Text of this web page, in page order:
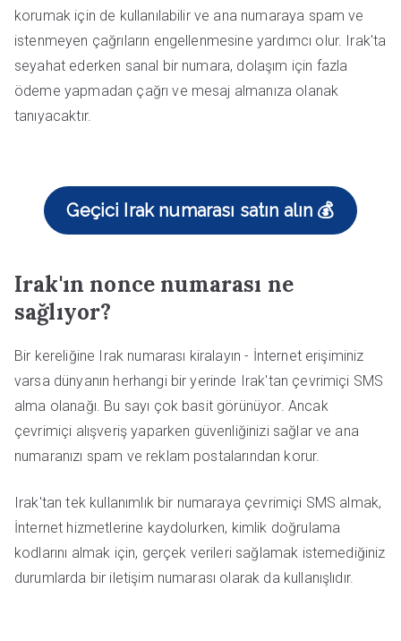
korumak için de kullanılabilir ve ana numaraya spam ve
istenmeyen çağrıların engellenmesine yardımcı olur. Irak'ta
seyahat ederken sanal bir numara, dolaşım için fazla
ödeme yapmadan çağrı ve mesaj almanıza olanak
tanıyacaktır.
Geçici Irak numarası satın alın 💰
Irak'ın nonce numarası ne
sağlıyor?
Bir kereliğine Irak numarası kiralayın - İnternet erişiminiz
varsa dünyanın herhangi bir yerinde Irak'tan çevrimiçi SMS
alma olanağı. Bu sayı çok basit görünüyor. Ancak
çevrimiçi alışveriş yaparken güvenliğinizi sağlar ve ana
numaranızı spam ve reklam postalarından korur.
Irak'tan tek kullanımlık bir numaraya çevrimiçi SMS almak,
İnternet hizmetlerine kaydolurken, kimlik doğrulama
kodlarını almak için, gerçek verileri sağlamak istemediğiniz
durumlarda bir iletişim numarası olarak da kullanışlıdır.